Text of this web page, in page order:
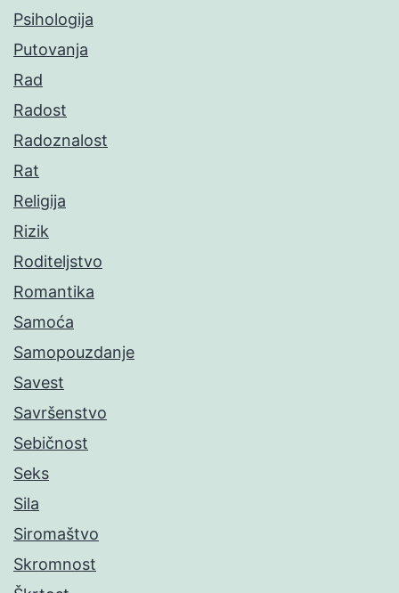
Psihologija
Putovanja
Rad
Radost
Radoznalost
Rat
Religija
Rizik
Roditeljstvo
Romantika
Samoća
Samopouzdanje
Savest
Savršenstvo
Sebičnost
Seks
Sila
Siromaštvo
Skromnost